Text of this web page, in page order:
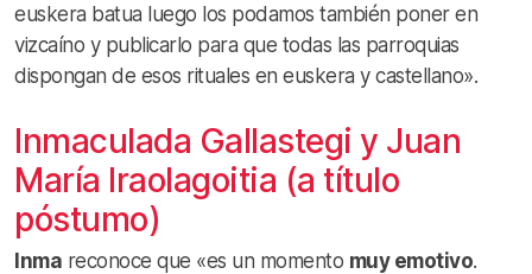
euskera batua luego los podamos también poner en
vizcaíno y publicarlo para que todas las parroquias
dispongan de esos rituales en euskera y castellano».
Inmaculada Gallastegi y Juan
María Iraolagoitia (a título
póstumo)
Inma reconoce que «es un momento muy emotivo.